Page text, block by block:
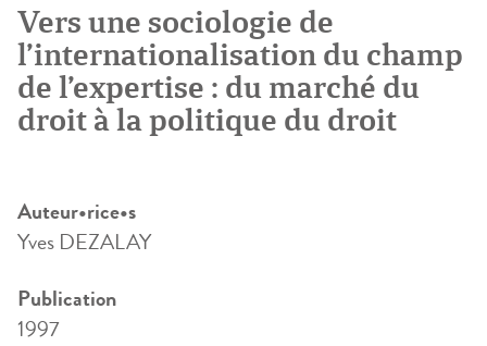
Vers une sociologie de
l’internationalisation du champ
de l’expertise : du marché du
droit à la politique du droit
Auteur•rice•s
Yves DEZALAY
Publication
1997